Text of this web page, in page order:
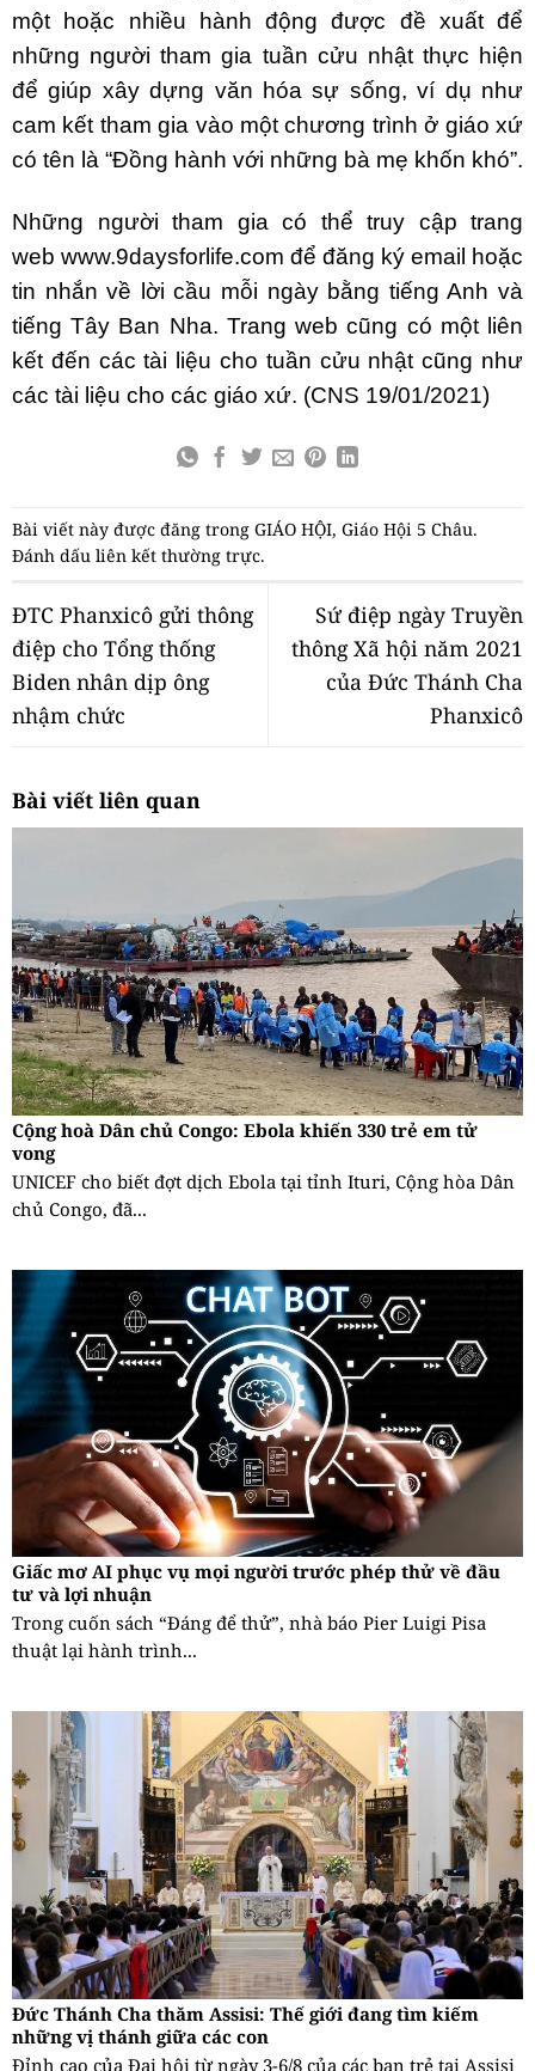
một hoặc nhiều hành động được đề xuất để
những người tham gia tuần cửu nhật thực hiện
để giúp xây dựng văn hóa sự sống, ví dụ như
cam kết tham gia vào một chương trình ở giáo xứ
có tên là “Đồng hành với những bà mẹ khốn khó”.
Những người tham gia có thể truy cập trang
web www.9daysforlife.com để đăng ký email hoặc
tin nhắn về lời cầu mỗi ngày bằng tiếng Anh và
tiếng Tây Ban Nha. Trang web cũng có một liên
kết đến các tài liệu cho tuần cửu nhật cũng như
các tài liệu cho các giáo xứ. (CNS 19/01/2021)
Bài viết này được đăng trong GIÁO HỘI, Giáo Hội 5 Châu.
Đánh dấu liên kết thường trực.
ĐTC Phanxicô gửi thông
điệp cho Tổng thống
Biden nhân dịp ông
nhậm chức
Sứ điệp ngày Truyền
thông Xã hội năm 2021
của Đức Thánh Cha
Phanxicô
Bài viết liên quan
Cộng hoà Dân chủ Congo: Ebola khiến 330 trẻ em tử
vong
UNICEF cho biết đợt dịch Ebola tại tỉnh Ituri, Cộng hòa Dân
chủ Congo, đã...
Giấc mơ AI phục vụ mọi người trước phép thử về đầu
tư và lợi nhuận
Trong cuốn sách “Đáng để thử”, nhà báo Pier Luigi Pisa
thuật lại hành trình...
Đức Thánh Cha thăm Assisi: Thế giới đang tìm kiếm
những vị thánh giữa các con
Đỉnh cao của Đại hội từ ngày 3-6/8 của các bạn trẻ tại Assisi